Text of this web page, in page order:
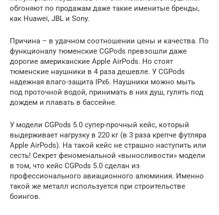
обгоняют по продажам даже такие именитые бренды,
как Huawei, JBL и Sony.
Причина – в удачном соотношении цены и качества. По
функционалу тюменские CGPods превзошли даже
дорогие американские Apple AirPods. Но стоят
тюменские наушники в 4 раза дешевле. У CGPods
надежная влаго-защита IPx6. Наушники можно мыть
под проточной водой, принимать в них душ, гулять под
дождем и плавать в бассейне.
У модели CGPods 5.0 супер-прочный кейс, который
выдерживает нагрузку в 220 кг (в 3 раза крепче футляра
Apple AirPods). На такой кейс не страшно наступить или
сесть! Секрет феноменальной «выносливости» модели
в том, что кейс CGPods 5.0 сделан из
профессионального авиационного алюминия. Именно
такой же металл используется при строительстве
боингов.